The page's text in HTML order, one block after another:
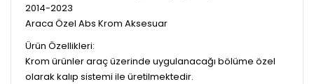
2014-2023
Araca Özel Abs Krom Aksesuar
Ürün Özellikleri:
Krom ürünler araç üzerinde uygulanacağı bölüme özel
olarak kalıp sistemi ile üretilmektedir.